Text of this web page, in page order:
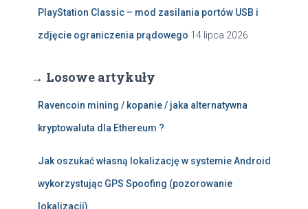
PlayStation Classic – mod zasilania portów USB i
zdjęcie ograniczenia prądowego 14 lipca 2026
→ Losowe artykuły
Ravencoin mining / kopanie / jaka alternatywna
kryptowaluta dla Ethereum ?
Jak oszukać własną lokalizację w systemie Android
wykorzystując GPS Spoofing (pozorowanie
lokalizacji)